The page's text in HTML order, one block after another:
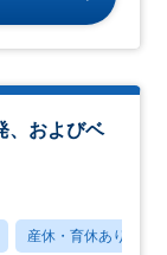
、およびベ
産休・育休あり